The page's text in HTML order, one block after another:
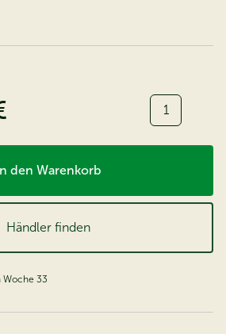
Menge:
den Warenkorb
Händler finden
Woche 33